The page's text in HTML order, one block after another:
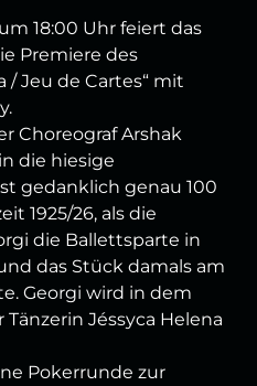
18:00 Uhr feiert das
Premiere des
/ Jeu de Cartes“ mit
Choreograf Arshak
die hiesige
gedanklich genau 100
1925/26, als die
die Ballettsparte in
das Stück damals am
Georgi wird in dem
Jéssyca Helena
Pokerrunde zur